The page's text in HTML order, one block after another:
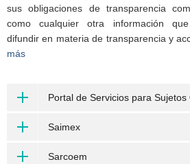
sus obligaciones de transparencia
como cualquier otra información
difundir en materia de transparencia y
más
Portal de Servicios para Sujetos
Saimex
Sarcoem